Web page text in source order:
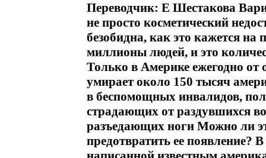
Переводчик: Е Шестакова
не просто косметический
безобидна, как это кажется
миллионы людей, и это
Только в Америке ежегодно от
умирает около 150 тысяч
в беспомощных инвалидов,
страдающих от раздувшихся
разъедающих ноги Можно ли
предотвратить ее появление?